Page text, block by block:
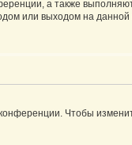
а также
или выходом на
Чтобы